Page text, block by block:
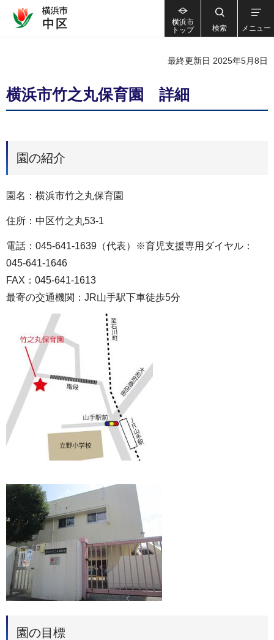
横浜市
トップ
検索 メニュー
最終更新日 2025年5月8日
横浜市竹之丸保育園 詳細
園の紹介
園名：横浜市竹之丸保育園
住所：中区竹之丸53-1
電話：045-641-1639（代表）※育児支援専用ダイヤル：
045-641-1646
FAX：045-641-1613
最寄の交通機関：JR山手駅下車徒歩5分
園の目標